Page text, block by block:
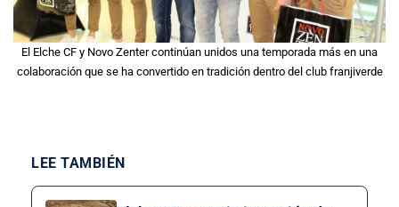
El Elche CF y Novo Zenter continúan unidos una temporada más en una
colaboración que se ha convertido en tradición dentro del club franjiverde
LEE TAMBIÉN